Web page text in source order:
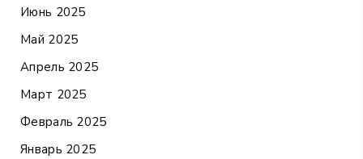
Июнь 2025
Май 2025
Апрель 2025
Март 2025
Февраль 2025
Январь 2025